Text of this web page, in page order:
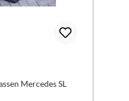
Mercedes SL